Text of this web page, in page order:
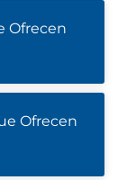
Ofrecen
Ofrecen